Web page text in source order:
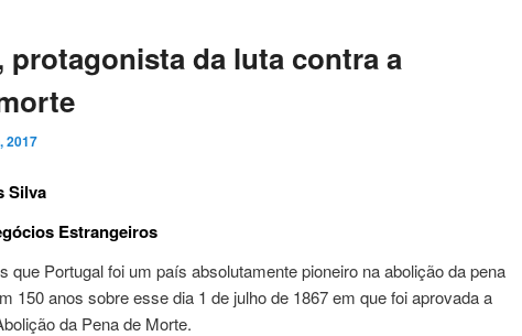
protagonista da luta contra a
2017
Silva
Estrangeiros
que Portugal foi um país absolutamente pioneiro na abolição da pena
150 anos sobre esse dia 1 de julho de 1867 em que foi aprovada a
da Pena de Morte.